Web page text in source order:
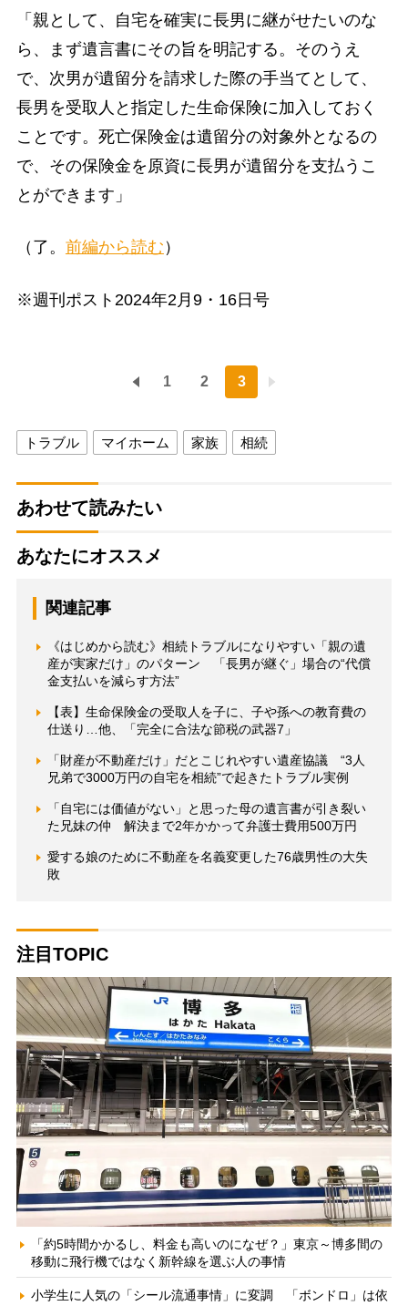
「親として、自宅を確実に長男に継がせたいのな
ら、まず遺言書にその旨を明記する。そのうえ
で、次男が遺留分を請求した際の手当てとして、
長男を受取人と指定した生命保険に加入しておく
ことです。死亡保険金は遺留分の対象外となるの
で、その保険金を原資に長男が遺留分を支払うこ
とができます」
（了。 前編から読む ）
※週刊ポスト2024年2月9・16日号
1 2 3
トラブル マイホーム 家族 相続
あわせて読みたい
あなたにオススメ
関連記事
《はじめから読む》相続トラブルになりやすい「親の遺
産が実家だけ」のパターン 「長男が継ぐ」場合の“代償
金支払いを減らす方法”
【表】生命保険金の受取人を子に、子や孫への教育費の
仕送り…他、「完全に合法な節税の武器7」
「財産が不動産だけ」だとこじれやすい遺産協議 “3人
兄弟で3000万円の自宅を相続”で起きたトラブル実例
「自宅には価値がない」と思った母の遺言書が引き裂い
た兄妹の仲 解決まで2年かかって弁護士費用500万円
愛する娘のために不動産を名義変更した76歳男性の大失
敗
注目TOPIC
「約5時間かかるし、料金も高いのになぜ？」東京～博多間の
移動に飛行機ではなく新幹線を選ぶ人の事情
小学生に人気の「シール流通事情」に変調 「ボンドロ」は依